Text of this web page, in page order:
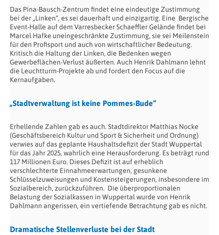
Das Pina-Bausch-Zentrum findet eine eindeutige Zustimmung
bei der „Linken“, es sei dauerhaft und einzigartig. Eine Bergische
Event-Halle auf dem Varresbecker Schaeffler Gelände findet bei
Marcel Hafke uneingeschränkte Zustimmung, sie sei Meilenstein
für den Profisport und auch von wirtschaftlicher Bedeutung.
Kritisch die Haltung der Linken, die Bedenken wegen
Gewerbeflächen-Verlust äußerten. Auch Henrik Dahlmann lehnt
die Leuchtturm-Projekte ab und fordert den Focus auf die
Kernaufgaben.
„Stadtverwaltung ist keine Pommes-Bude“
Erhellende Zahlen gab es auch. Stadtdirektor Matthias Nocke
(Geschäftsbereich Kultur und Sport & Sicherheit und Ordnung)
verwies auf das geplante Haushaltsdefizit der Stadt Wuppertal
für das Jahr 2025, wahrlich eine Herausforderung. Es beträgt rund
117 Millionen Euro. Dieses Defizit ist auf erheblich
verschlechterte Einnahmeerwartungen, gesunkene
Schlüsselzuweisungen und Kostensteigerungen, insbesondere im
Sozialbereich, zurückzuführen. Die überproportionalen
Belastung der Sozialkassen in Wuppertal wurde von Henrik
Dahlmann angerissen, ein vertiefende Betrachtung gab es nicht.
Dramatische Stellenverluste bei der Stadt